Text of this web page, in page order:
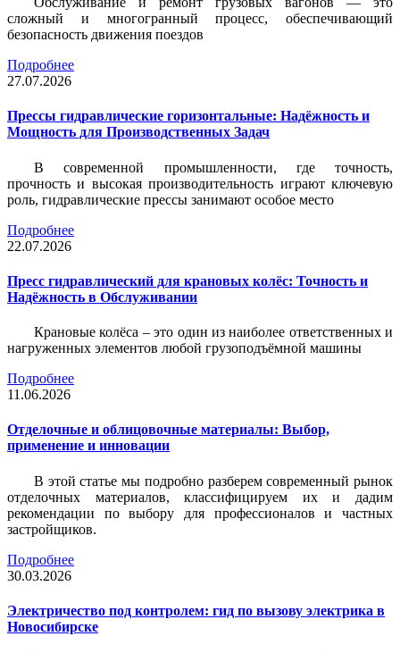
сложный и многогранный процесс, обеспечивающий
безопасность движения поездов
Подробнее
27.07.2026
Прессы гидравлические горизонтальные: Надёжность и
Мощность для Производственных Задач
В современной промышленности, где точность,
прочность и высокая производительность играют ключевую
роль, гидравлические прессы занимают особое место
Подробнее
22.07.2026
Пресс гидравлический для крановых колёс: Точность и
Надёжность в Обслуживании
Крановые колёса – это один из наиболее ответственных и
нагруженных элементов любой грузоподъёмной машины
Подробнее
11.06.2026
Отделочные и облицовочные материалы: Выбор,
применение и инновации
В этой статье мы подробно разберем современный рынок
отделочных материалов, классифицируем их и дадим
рекомендации по выбору для профессионалов и частных
застройщиков.
Подробнее
30.03.2026
Электричество под контролем: гид по вызову электрика в
Новосибирске